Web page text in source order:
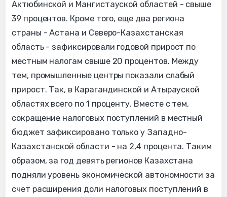
Актюбинской и Мангистауской областей - свыше
39 процентов. Кроме того, еще два региона
страны - Астана и Северо-Казахстанская
область - зафиксировали годовой прирост по
местным налогам свыше 20 процентов. Между
тем, промышленные центры показали слабый
прирост. Так, в Карагандинской и Атырауской
областях всего по 1 проценту. Вместе с тем,
сокращение налоговых поступлений в местный
бюджет зафиксировано только у Западно-
Казахстанской области - на 2,4 процента. Таким
образом, за год девять регионов Казахстана
подняли уровень экономической автономности за
счет расширения доли налоговых поступлений в